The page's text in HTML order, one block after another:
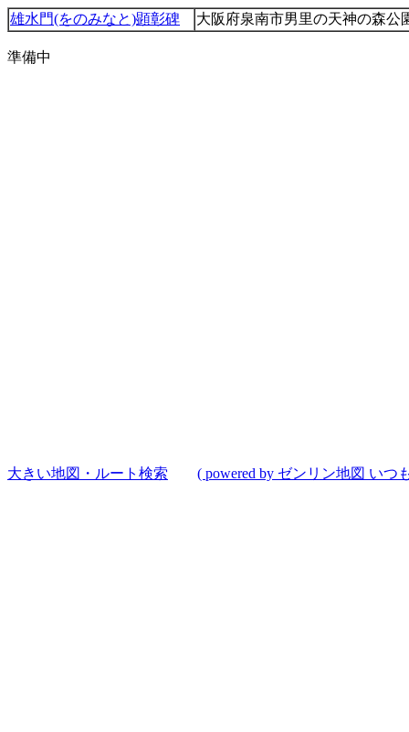
雄水門(をのみなと)顕彰碑 大阪府泉南市男里の天神の森公
準備中
大きい地図・ルート検索 ( powered by ゼンリン地図 いつ